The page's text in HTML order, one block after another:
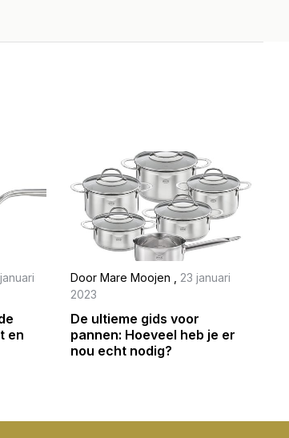
en
Door Mare Moojen
23 januari
2023
De ultieme gids voor
pannen: Hoeveel heb je er
nou echt nodig?